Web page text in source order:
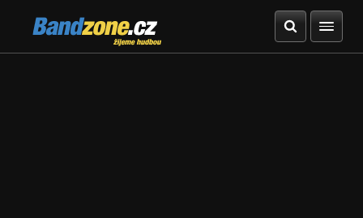
Bandzone.cz
žijeme hudbou